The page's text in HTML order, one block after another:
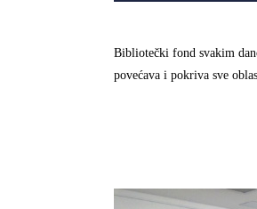
Bibliotečki fond svakim
povećava i pokriva sve